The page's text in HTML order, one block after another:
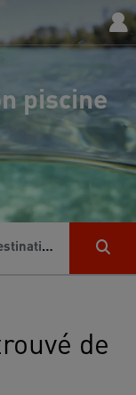
piscine
Rechercher un séjour, une activité, une destination...
de